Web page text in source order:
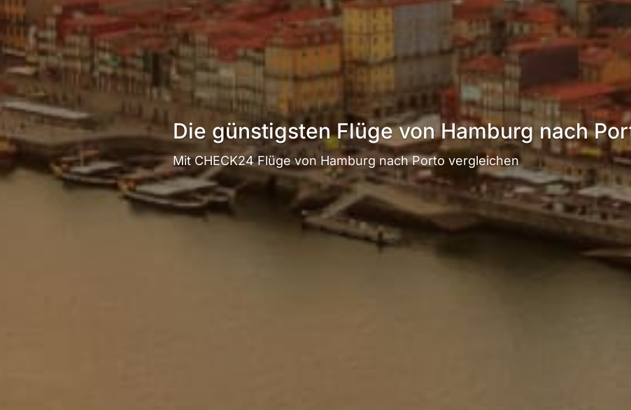
Die günstigsten Flüge von Hamburg nach
Mit CHECK24 Flüge von Hamburg nach Porto vergleichen